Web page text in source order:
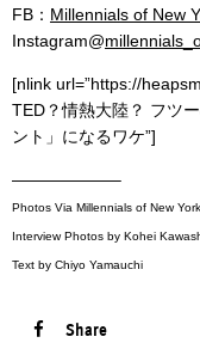
FB： Millennials of New
Instagram@
[nlink url=”https://
TED？情熱大陸？ フツ
ント」になるワケ”]
——————–
Photos Via Millennials of New York,
Interview Photos by Kohei
Text by Chiyo Yamauchi
Share